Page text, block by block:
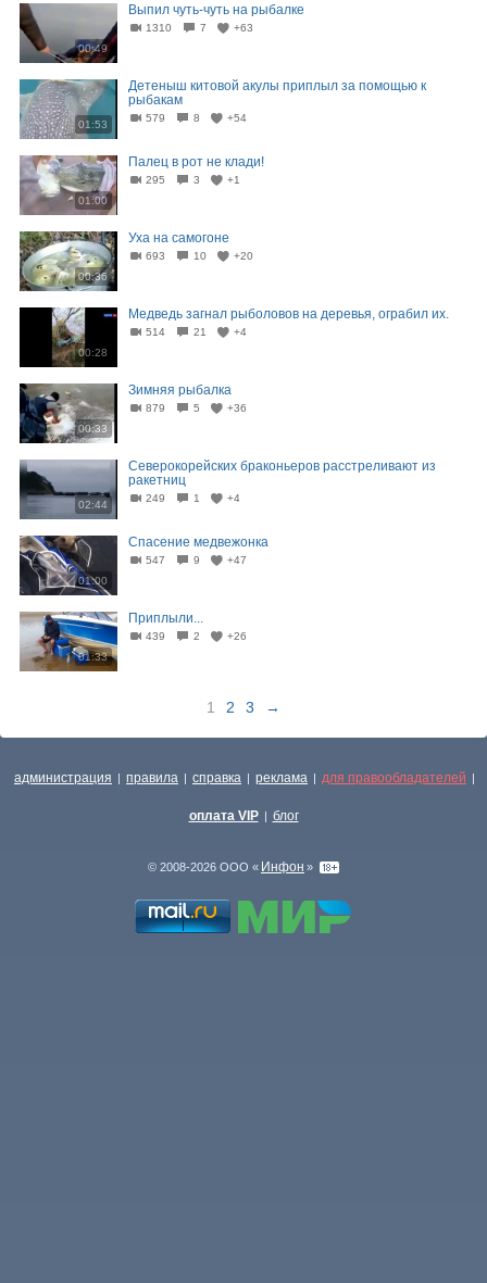
00:49
Выпил чуть-чуть на рыбалке
1310 7 +63
01:53
Детеныш китовой акулы приплыл за помощью к
рыбакам
579 8 +54
01:00
Палец в рот не клади!
295 3 +1
00:36
Уха на самогоне
693 10 +20
00:28
Медведь загнал рыболовов на деревья, ограбил их.
514 21 +4
00:33
Зимняя рыбалка
879 5 +36
02:44
Северокорейских браконьеров расстреливают из
ракетниц
249 1 +4
01:00
Спасение медвежонка
547 9 +47
01:33
Приплыли...
439 2 +26
1 2 3 →
администрация | правила | справка | реклама | для правообладателей |
оплата VIP | блог
© 2008-2026 ООО « Инфон »